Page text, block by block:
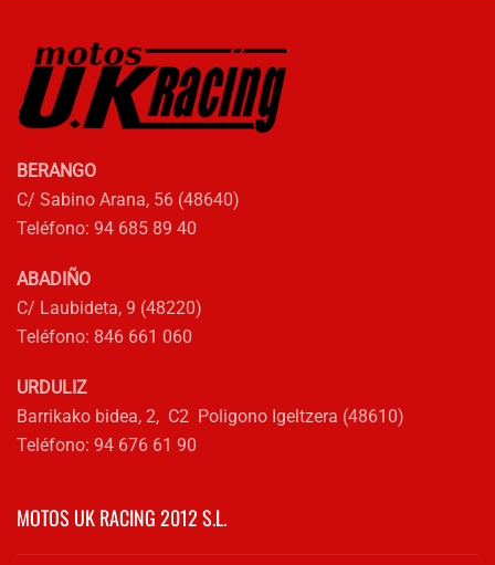
pueden
elegir
en
de
BERANGO
C/ Sabino Arana, 56 (48640)
Teléfono: 94 685 89 40
ABADIÑO
C/ Laubideta, 9 (48220)
Teléfono: 846 661 060
URDULIZ
Barrikako bidea, 2, C2 Poligono Igeltzera (48610)
Teléfono: 94 676 61 90
MOTOS UK RACING 2012 S.L.